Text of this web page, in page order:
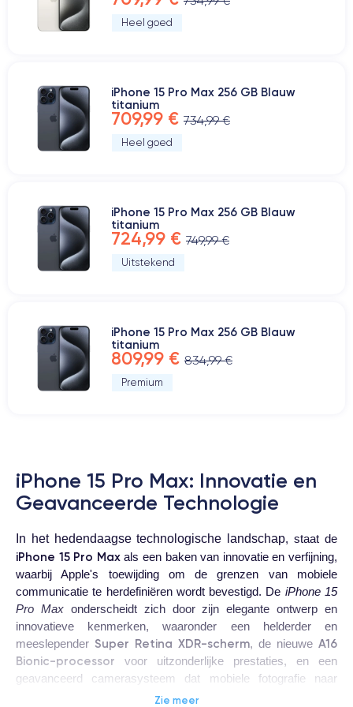
Heel goed
iPhone 15 Pro Max 256 GB Blauw
titanium
709,99 € 734,99 €
Heel goed
iPhone 15 Pro Max 256 GB Blauw
titanium
724,99 € 749,99 €
Uitstekend
iPhone 15 Pro Max 256 GB Blauw
titanium
809,99 € 834,99 €
Premium
iPhone 15 Pro Max: Innovatie en
Geavanceerde Technologie
In het hedendaagse technologische landschap, staat de
iPhone 15 Pro Maxals een baken van innovatie en verfijning,
waarbij Apple's toewijding om de grenzen van mobiele
communicatie te herdefiniëren wordt bevestigd. De iPhone 15
Pro Maxonderscheidt zich door zijn elegante ontwerp en
innovatieve kenmerken, waaronder een helderder en
meeslepender Super Retina XDR-scherm, de nieuwe A16
Bionic-processor voor uitzonderlijke prestaties, en een
geavanceerd camerasysteem dat mobiele fotografie naar
Zie meer